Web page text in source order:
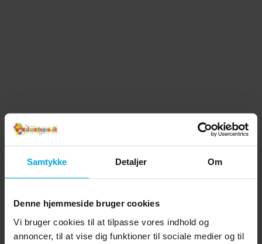
Samtykke Detaljer Om
Denne hjemmeside bruger cookies
Vi bruger cookies til at tilpasse vores indhold og
annoncer, til at vise dig funktioner til sociale medier og til